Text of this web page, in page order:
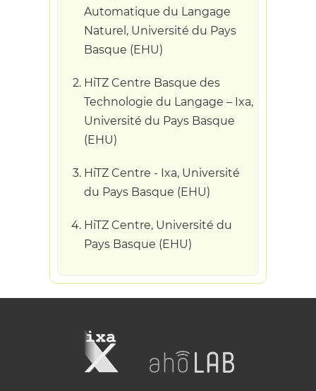
Automatique du Langage
Naturel, Université du Pays
Basque (EHU)
HiTZ Centre Basque des
Technologie du Langage – Ixa,
Université du Pays Basque
(EHU)
HiTZ Centre - Ixa, Université
du Pays Basque (EHU)
HiTZ Centre, Université du
Pays Basque (EHU)